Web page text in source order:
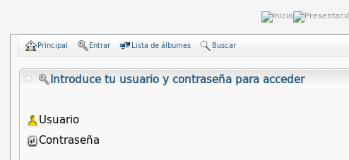
Principal Entrar Lista de álbumes Buscar
Introduce tu usuario y contraseña para acceder
Usuario
Contraseña